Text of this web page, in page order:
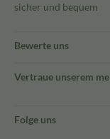
sicher und bequem
Bewerte uns
Vertraue unserem
Folge uns